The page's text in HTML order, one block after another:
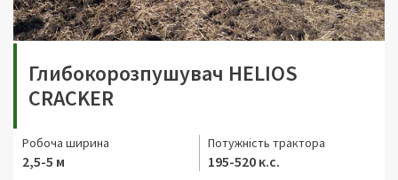
Глибокорозпушувач HELIOS
CRACKER
Робоча ширина
2,5-5 м
Потужність трактора
195-520 к.с.